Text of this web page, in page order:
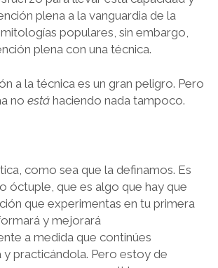
plena a la vanguardia de la
populares, sin embargo,
plena con una técnica.
a la técnica es un gran peligro. Pero
no estáhaciendo nada tampoco.
como sea que la definamos. Es
óctuple, que es algo que hay que
que experimentas en tu primera
y mejorará
a medida que continúes
practicándola. Pero estoy de